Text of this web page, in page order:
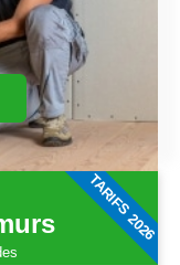
TARIFS 2026